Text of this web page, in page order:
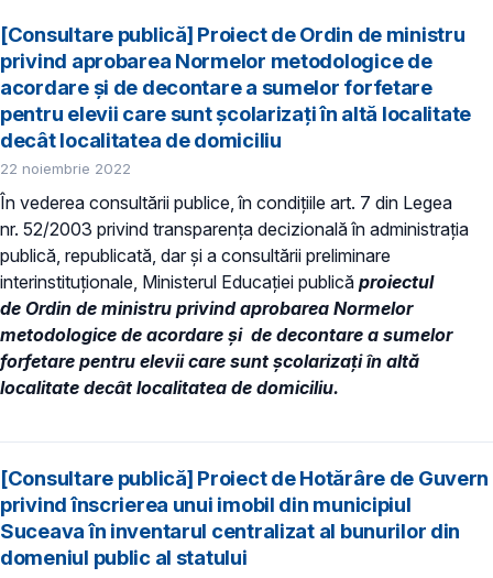
[Consultare publică] Proiect de Ordin de ministru
privind aprobarea Normelor metodologice de
acordare și de decontare a sumelor forfetare
pentru elevii care sunt școlarizați în altă localitate
decât localitatea de domiciliu
22 noiembrie 2022
În vederea consultării publice, în condiţiile art. 7 din Legea
nr. 52/2003 privind transparenţa decizională în administraţia
publică, republicată, dar și a consultării preliminare
interinstituționale, Ministerul Educaţiei publică proiectul
de Ordin de ministru privind aprobarea Normelor
metodologice de acordare și de decontare a sumelor
forfetare pentru elevii care sunt școlarizați în altă
localitate decât localitatea de domiciliu.
[Consultare publică] Proiect de Hotărâre de Guvern
privind înscrierea unui imobil din municipiul
Suceava în inventarul centralizat al bunurilor din
domeniul public al statului